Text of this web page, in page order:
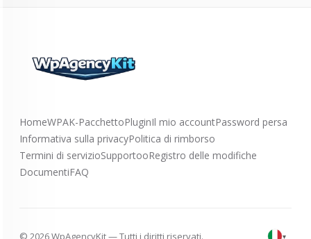
HomeWPAK-PacchettoPluginIl mio accountPassword persa
Informativa sulla privacyPolitica di rimborso
Termini di servizioSupportooRegistro delle modifiche
DocumentiFAQ
© 2026 WpAgencyKit — Tutti i diritti riservati. ▾